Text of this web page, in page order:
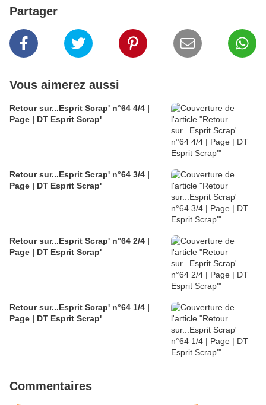
Partager
Vous aimerez aussi
Retour sur...Esprit Scrap' n°64 4/4 |
Page | DT Esprit Scrap'
Retour sur...Esprit Scrap' n°64 3/4 |
Page | DT Esprit Scrap'
Retour sur...Esprit Scrap' n°64 2/4 |
Page | DT Esprit Scrap'
Retour sur...Esprit Scrap' n°64 1/4 |
Page | DT Esprit Scrap'
Commentaires